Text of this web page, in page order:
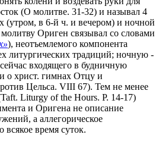
(О молитве. 31-32) и называл 4
(утром, в 6-й ч. и вечером) и ночной
Ориген связывал со словами
), неотъемлемого компонента
литургических традиций; ночную -
входящего в будничную
о христ. гимнах Отцу и
Цельса. VIII 67). Тем не менее
Liturgy of the Hours. P. 14-17)
и Оригена не описание
а аллегорическое
время суток.